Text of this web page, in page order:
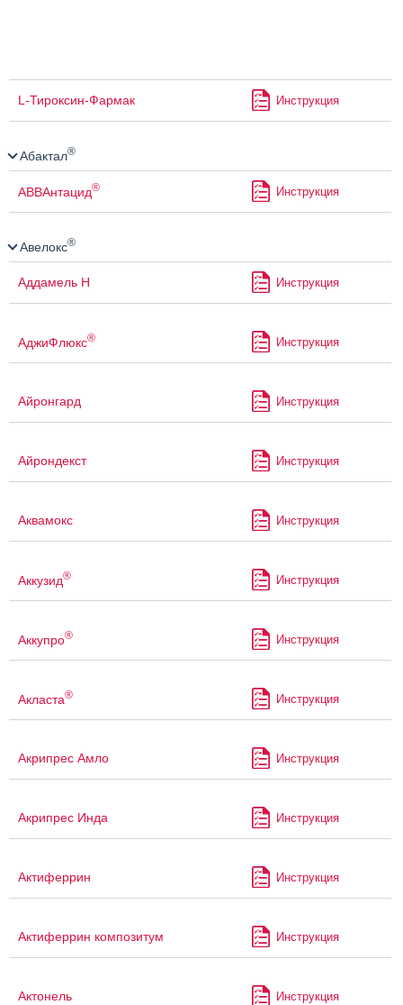
L-Тироксин-Фармак Инструкция
Абактал®
АВВАнтацид® Инструкция
Авелокс®
Аддамель Н Инструкция
АджиФлюкс® Инструкция
Айронгард Инструкция
Айрондекст Инструкция
Аквамокс Инструкция
Аккузид® Инструкция
Аккупро® Инструкция
Акласта® Инструкция
Акрипрес Амло Инструкция
Акрипрес Инда Инструкция
Актиферрин Инструкция
Актиферрин композитум Инструкция
Актонель Инструкция